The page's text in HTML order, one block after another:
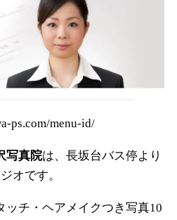
ps.com/menu-id/
写真院は、長坂台バス停より
オです。
ッチ・ヘアメイクつき写真10